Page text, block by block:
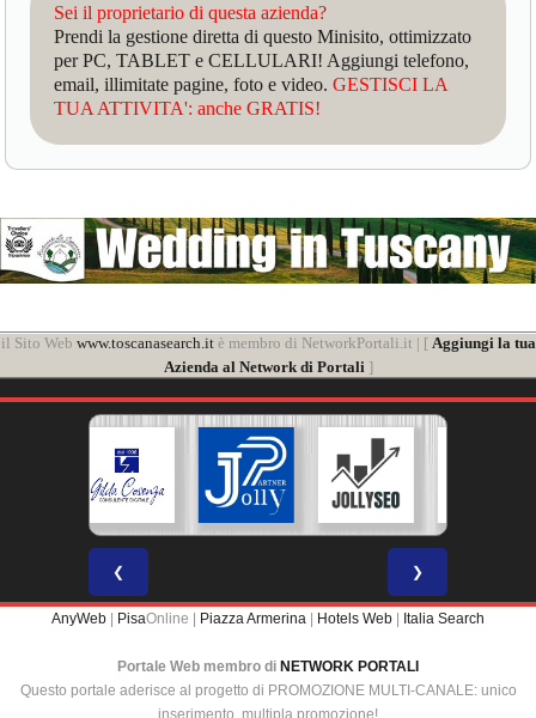
Sei il proprietario di questa azienda?
Prendi la gestione diretta di questo Minisito, ottimizzato
per PC, TABLET e CELLULARI! Aggiungi telefono,
email, illimitate pagine, foto e video.GESTISCI LA
TUA ATTIVITA': anche GRATIS!
il Sito Web www.toscanasearch.itè membro di NetworkPortali.it | [ Aggiungi la tua
Azienda al Network di Portali]
❮ ❯
AnyWeb PisaOnline | Piazza Armerina Hotels Web Italia Search
Portale Web membro di NETWORK PORTALI
Questo portale aderisce al progetto di PROMOZIONE MULTI-CANALE: unico
inserimento, multipla promozione!